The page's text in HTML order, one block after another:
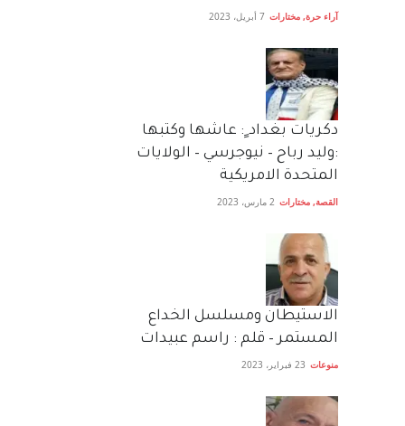
آراء حرة, مختارات 7 أبريل، 2023
دكريات بغداد ٍ: عاشها وكتبها
:وليد رباح – نيوجرسي – الولايات
المتحدة الامريكية
القصة, مختارات 2 مارس، 2023
الاستيطان ومسلسل الخداع
المستمر – قلم : راسم عبيدات
منوعات 23 فبراير، 2023